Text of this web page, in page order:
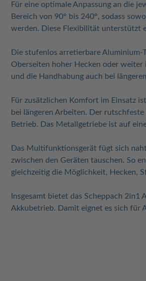
Für eine optimale Anpassung an die
Bereich von 90° bis 240°, sodass
werden. Diese Flexibilität unterstützt
Die stufenlos arretierbare Aluminium-
Oberseiten hoher Hecken oder
und die Handhabung auch bei
Für zusätzlichen Komfort im Einsatz
bei längeren Arbeiten. Der
Betrieb. Das Metallgetriebe ist auf
Das Multifunktionsgerät fügt sich
zwischen den Geräten tauschen. So
gleichzeitig die Möglichkeit, Hecken,
Insgesamt bietet das Scheppach
Akkubetrieb. Damit eignet es sich für